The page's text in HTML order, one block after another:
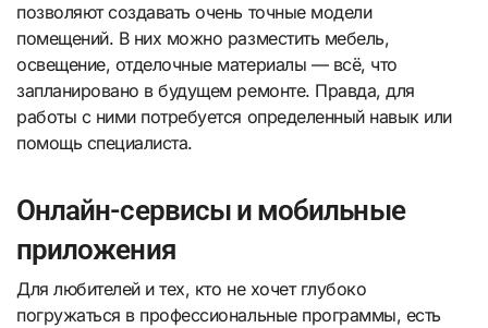
позволяют создавать очень точные модели
помещений. В них можно разместить мебель,
освещение, отделочные материалы — всё, что
запланировано в будущем ремонте. Правда, для
работы с ними потребуется определенный навык или
помощь специалиста.
Онлайн-сервисы и мобильные
приложения
Для любителей и тех, кто не хочет глубоко
погружаться в профессиональные программы, есть